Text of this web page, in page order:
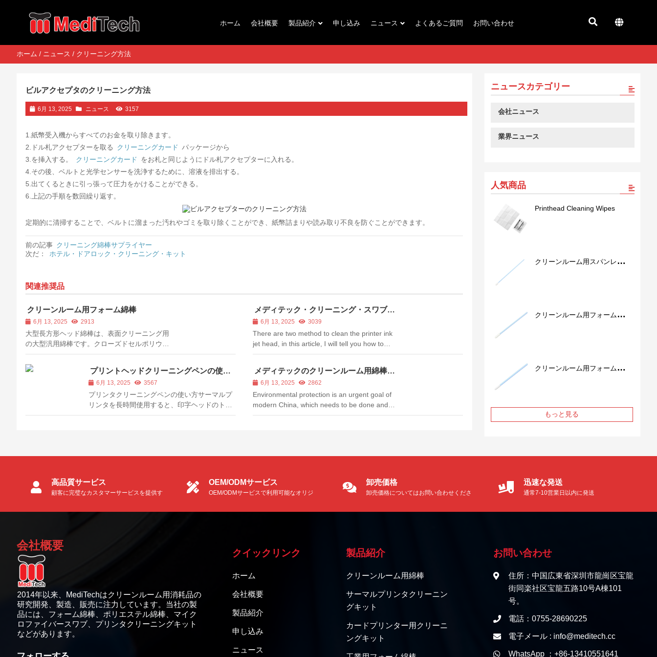
ホーム 会社概要 製品紹介 申し込み ニュース よくあるご質問 お問い合わせ
ホーム / ニュース / クリーニング方法
ビルアクセプタのクリーニング方法
6月 13, 2025 ニュース 3157
1.紙幣受入機からすべてのお金を取り除きます。
2.ドル札アクセプターを取る
クリーニングカード パッケージから
3.を挿入する。
クリーニングカード
をお札と同じようにドル札アクセプターに入れる。
4.その後、ベルトと光学センサーを洗浄するために、溶液を排出する。
5.出てくるときに引っ張って圧力をかけることができる。
6.上記の手順を数回繰り返す。
定期的に清掃することで、ベルトに溜まった汚れやゴミを取り除くことができ、紙幣詰まりや読み取り不良を防ぐことができます。
前の記事 クリーニング綿棒サプライヤー
次だ：
ホテル・ドアロック・クリーニング・キット
関連推奨品
クリーンルーム用フォーム綿棒
6月 13, 2025 2913
大型長方形ヘッド綿棒は、表面クリーニング用
の大型汎用綿棒です。クローズドセルポリウレ
タンフォームのヘッドは、優れた...
メディテック・クリーニング・スワブで
プリンターのインクジェット・ヘッドを
クリーニングするには？
6月 13, 2025 3039
There are two method to clean the printer ink
jet head, in this article, I will tell you how to
clean the printer ink jet head. Method one: Use
the button in the left bottom on your computer
in tu...
プリントヘッドクリーニングペンの使い
方 6月 13, 2025 3567
プリンタクリーニングペンの使い方サーマルプ
リンタを長時間使用すると、印字ヘッドのトナ
ー残渣のヘッドが印刷不良につながるため、サ
メディテックのクリーンルーム用綿棒の
環境保護への意義
6月 13, 2025 2862
Environmental protection is an urgent goal of
modern China, which needs to be done and
insists on for the past few years. We should
ニュースカテゴリー
会社ニュース
業界ニュース
人気商品
Printhead Cleaning Wipes
クリーンルーム用スパンレース
クリーンルーム用フォーム綿棒
クリーンルーム用フォーム綿棒
もっと見る
高品質サービス
顧客に完璧なカスタマーサービスを提供す
OEM/ODMサービス
OEM/ODMサービスで利用可能なオリジ
卸売価格
卸売価格についてはお問い合わせくださ
迅速な発送
通常7-10営業日以内に発送
会社概要
2014年以来、MediTechはクリーンルーム用消耗品の
研究開発、製造、販売に注力しています。当社の製
品には、フォーム綿棒、ポリエステル綿棒、マイク
ロファイバースワブ、プリンタクリーニングキット
などがあります。
クイックリンク
ホーム
会社概要
製品紹介
申し込み
ニュース
製品紹介
クリーンルーム用綿棒
サーマルプリンタクリーニン
グキット
カードプリンター用クリーニ
ングキット
お問い合わせ
住所：中国広東省深圳市龍崗区宝龍
街同楽社区宝龍五路10号A棟101
号。
電話：0755-28690225
電子メール : info@meditech.cc
WhatsApp ：+86-13410551641